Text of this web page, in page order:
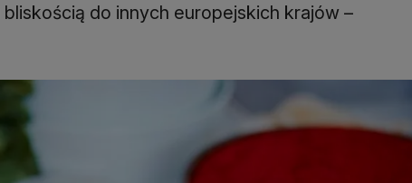
do innych europejskich krajów –